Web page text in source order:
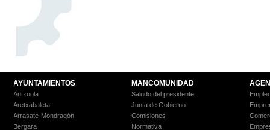
AYUNTAMIENTOS
Antzuola
Aretxabaleta
Arrasate-Mondragón
Bergara
MANCOMUNIDAD
Saludo del presidente
Junta de Gobierno
Comisiones
Normativa